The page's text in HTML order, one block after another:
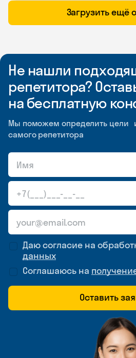
Загрузить ещё
Не нашли
репетитора?
на бесплатную
Мы поможем определить цели
самого репетитора
Даю согласие на
данных
Соглашаюсь на
Оставить